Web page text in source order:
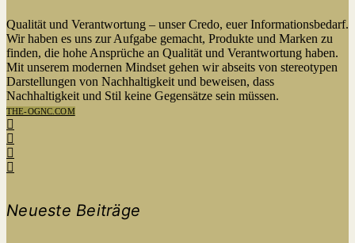
Qualität und Verantwortung – unser Credo, euer Informationsbedarf.
Wir haben es uns zur Aufgabe gemacht, Produkte und Marken zu
finden, die hohe Ansprüche an Qualität und Verantwortung haben.
Mit unserem modernen Mindset gehen wir abseits von stereotypen
Darstellungen von Nachhaltigkeit und beweisen, dass
Nachhaltigkeit und Stil keine Gegensätze sein müssen.
THE-OGNC.COM
Neueste Beiträge